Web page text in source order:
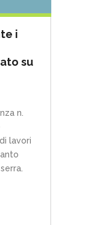
i
su
n.
lavori